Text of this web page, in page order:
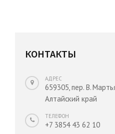
КОНТАКТЫ
АДРЕС
659305, пер. В.
Алтайский край
ТЕЛЕФОН
+7 3854 43 62 10